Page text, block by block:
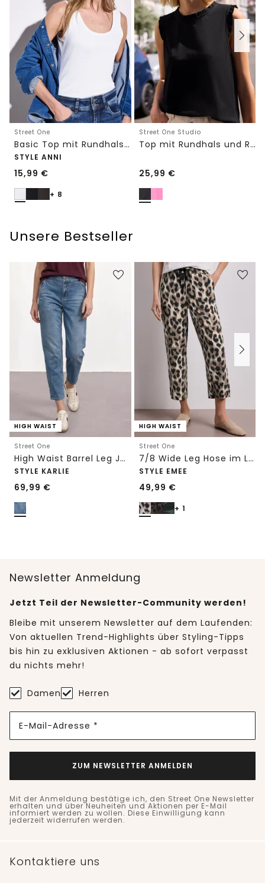
Street One
Basic Top mit Rundhals in Unifarbe
STYLE ANNI
15,99 €
+ 8
Street One Studio
Top mit Rundhals und Rüschendetails
25,99 €
Unsere Bestseller
HIGH WAIST
Street One
High Waist Barrel Leg Jeans im Loose Fit
STYLE KARLIE
69,99 €
HIGH WAIST
Street One
7/8 Wide Leg Hose im Loose Fit mit Print
STYLE EMEE
49,99 €
+ 1
Newsletter Anmeldung
Jetzt Teil der Newsletter-Community werden!
Bleibe mit unserem Newsletter auf dem Laufenden:
Von aktuellen Trend-Highlights über Styling-Tipps
bis hin zu exklusiven Aktionen - ab sofort verpasst
du nichts mehr!
Damen Herren
E-Mail-Adresse *
ZUM NEWSLETTER ANMELDEN
Mit der Anmeldung bestätige ich, den Street One Newsletter
erhalten und über Neuheiten und Aktionen per E-Mail
informiert werden zu wollen. Diese Einwilligung kann
jederzeit widerrufen werden.
Kontaktiere uns